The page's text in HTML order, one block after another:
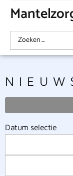
Datum selectie